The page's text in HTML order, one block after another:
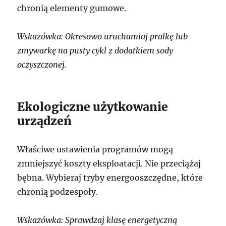
chronią elementy gumowe.
Wskazówka: Okresowo uruchamiaj pralkę lub
zmywarkę na pusty cykl z dodatkiem sody
oczyszczonej.
Ekologiczne użytkowanie
urządzeń
Właściwe ustawienia programów mogą
zmniejszyć koszty eksploatacji. Nie przeciążaj
bębna. Wybieraj tryby energooszczędne, które
chronią podzespoły.
Wskazówka: Sprawdzaj klasę energetyczną